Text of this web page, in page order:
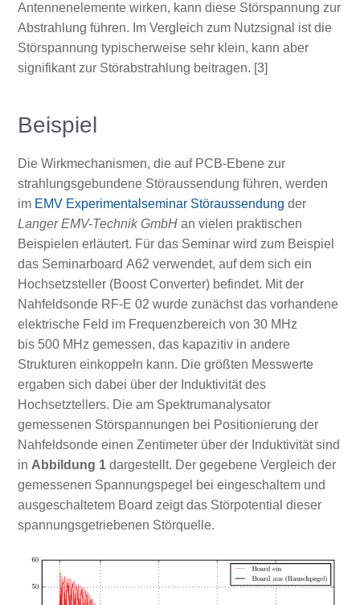
Antennenelemente wirken, kann diese Störspannung zur
Abstrahlung führen. Im Vergleich zum Nutzsignal ist die
Störspannung typischerweise sehr klein, kann aber
signifikant zur Störabstrahlung beitragen. [3]
Beispiel
Die Wirkmechanismen, die auf PCB-Ebene zur
strahlungsgebundene Störaussendung führen, werden
im EMV Experimentalseminar Störaussendung der
Langer EMV-Technik GmbHan vielen praktischen
Beispielen erläutert. Für das Seminar wird zum Beispiel
das Seminarboard A62 verwendet, auf dem sich ein
Hochsetzsteller (Boost Converter) befindet. Mit der
Nahfeldsonde RF-E 02 wurde zunächst das vorhandene
elektrische Feld im Frequenzbereich von 30 MHz
bis 500 MHz gemessen, das kapazitiv in andere
Strukturen einkoppeln kann. Die größten Messwerte
ergaben sich dabei über der Induktivität des
Hochsetztellers. Die am Spektrumanalysator
gemessenen Störspannungen bei Positionierung der
Nahfeldsonde einen Zentimeter über der Induktivität sind
in Abbildung 1dargestellt. Der gegebene Vergleich der
gemessenen Spannungspegel bei eingeschaltem und
ausgeschaltetem Board zeigt das Störpotential dieser
spannungsgetriebenen Störquelle.